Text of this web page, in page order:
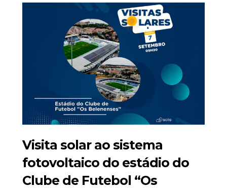
Visita solar ao sistema
fotovoltaico do estádio do
Clube de Futebol “Os